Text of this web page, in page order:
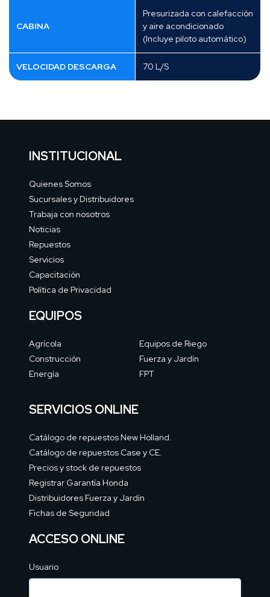
CABINA
Presurizada con calefacción
y aire acondicionado
(Incluye piloto automático)
VELOCIDAD DESCARGA 70 L/S
INSTITUCIONAL
Quienes Somos
Sucursales y Distribuidores
Trabaja con nosotros
Noticias
Repuestos
Servicios
Capacitación
Política de Privacidad
EQUIPOS
Agrícola
Construcción
Energía
Equipos de Riego
Fuerza y Jardín
FPT
SERVICIOS ONLINE
Catálogo de repuestos New Holland.
Catálogo de repuestos Case y CE.
Precios y stock de repuestos
Registrar Garantía Honda
Distribuidores Fuerza y Jardín
Fichas de Seguridad
ACCESO ONLINE
Usuario